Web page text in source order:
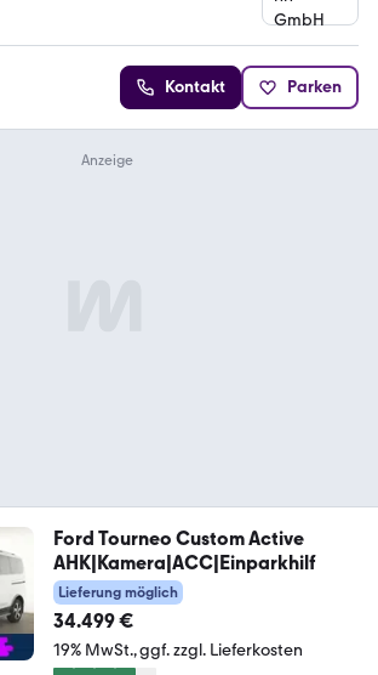
Kontakt Parken
Ford Tourneo Custom Active
AHK|Kamera|ACC|Einparkhilf
Lieferung möglich
34.499 €
19% MwSt. ggf. zzgl. Lieferkosten